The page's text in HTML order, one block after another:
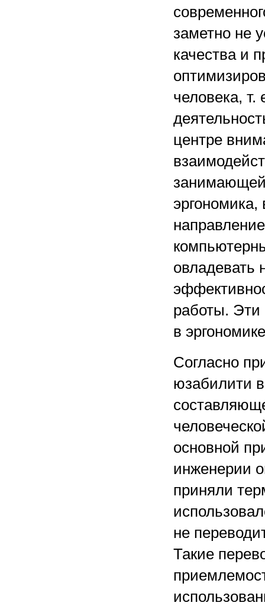
заметно не
качества и
человека, т.
центре
овладевать
работы. Эти
в
Согласно
юзабилити
основной
инженерии
приняли
не
Такие